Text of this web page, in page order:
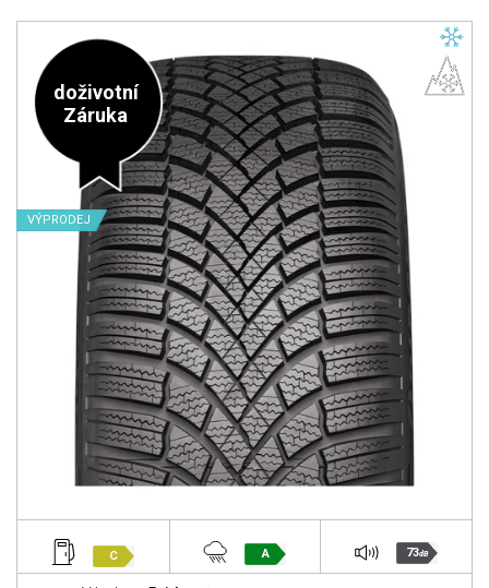
doživotní
Záruka
VÝPRODEJ
C A 73dB